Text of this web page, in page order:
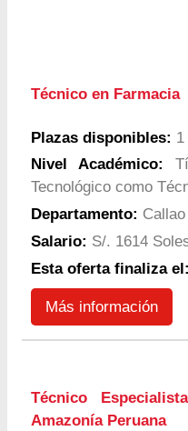
Técnico en Farmacia
Plazas disponibles: 1
Nivel Académico:
Tecnológico como
Departamento: Callao
Salario: S/. 1614
Esta oferta finaliza el:
Más información
Técnico
Amazonía Peruana